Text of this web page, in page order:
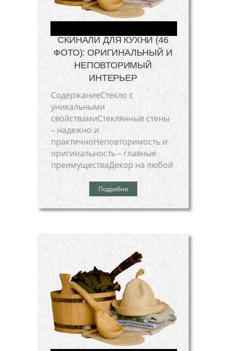
СКИНАЛИ ДЛЯ КУХНИ (46
ФОТО): ОРИГИНАЛЬНЫЙ И
НЕПОВТОРИМЫЙ
ИНТЕРЬЕР
СодержаниеСтекло с
уникальными
свойствамиСтеклянные стены
– надежно и
практичноНеповторимость и
оригинальность – главные
преимуществаДекор на любой
Подробно